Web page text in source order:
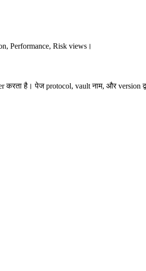
Performance, Risk views।
है। पेज protocol, vault नाम, और version